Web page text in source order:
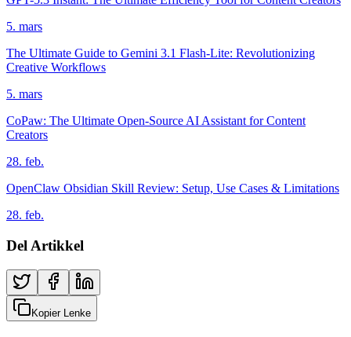
5. mars
The Ultimate Guide to Gemini 3.1 Flash-Lite: Revolutionizing
Creative Workflows
5. mars
CoPaw: The Ultimate Open-Source AI Assistant for Content
Creators
28. feb.
OpenClaw Obsidian Skill Review: Setup, Use Cases & Limitations
28. feb.
Del Artikkel
Kopier Lenke